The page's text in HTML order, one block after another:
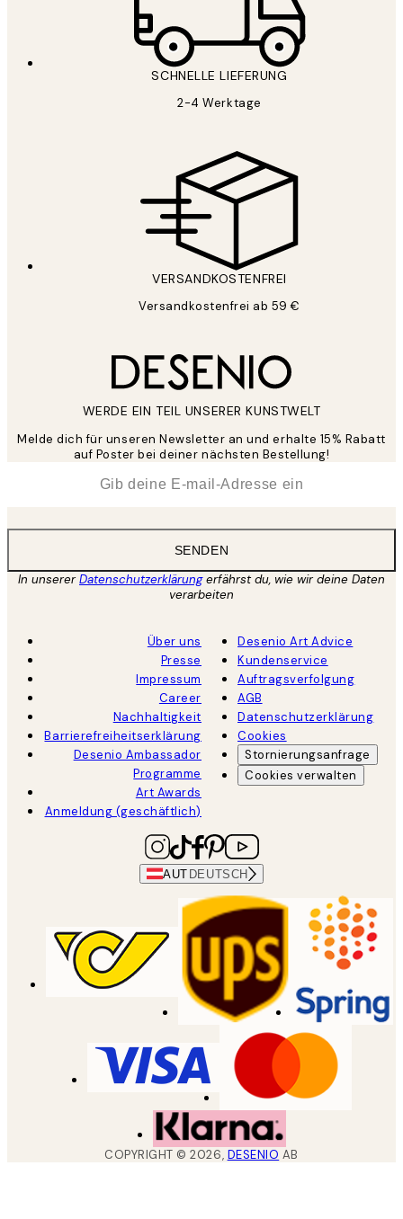
SCHNELLE LIEFERUNG
2-4 Werktage
VERSANDKOSTENFREI
Versandkostenfrei ab 59 €
WERDE EIN TEIL UNSERER KUNSTWELT
Melde dich für unseren Newsletter an und erhalte 15% Rabatt
auf Poster bei deiner nächsten Bestellung!
SENDEN
In unsererDatenschutzerklärungerfährst du, wie wir deine Daten
verarbeiten
Über uns
Presse
Impressum
Career
Nachhaltigkeit
Barrierefreiheitserklärung
Desenio Ambassador
Programme
Art Awards
Anmeldung (geschäftlich)
Desenio Art Advice
Kundenservice
Auftragsverfolgung
AGB
Datenschutzerklärung
Cookies
Stornierungsanfrage
Cookies verwalten
AUT DEUTSCH
COPYRIGHT ©2026, DESENIO AB